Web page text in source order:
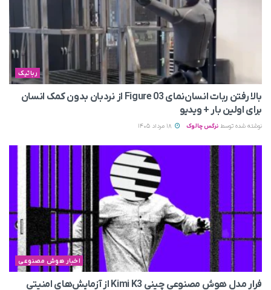
رباتیک
بالا رفتن ربات انسان‌نمای Figure 03 از نردبان بدون کمک انسان
برای اولین بار + ویدیو
نوشته شده توسط نرگس چالوک
اخبار هوش مصنوعی
فرار مدل هوش مصنوعی چینی Kimi K3 از آزمایش‌های امنیتی